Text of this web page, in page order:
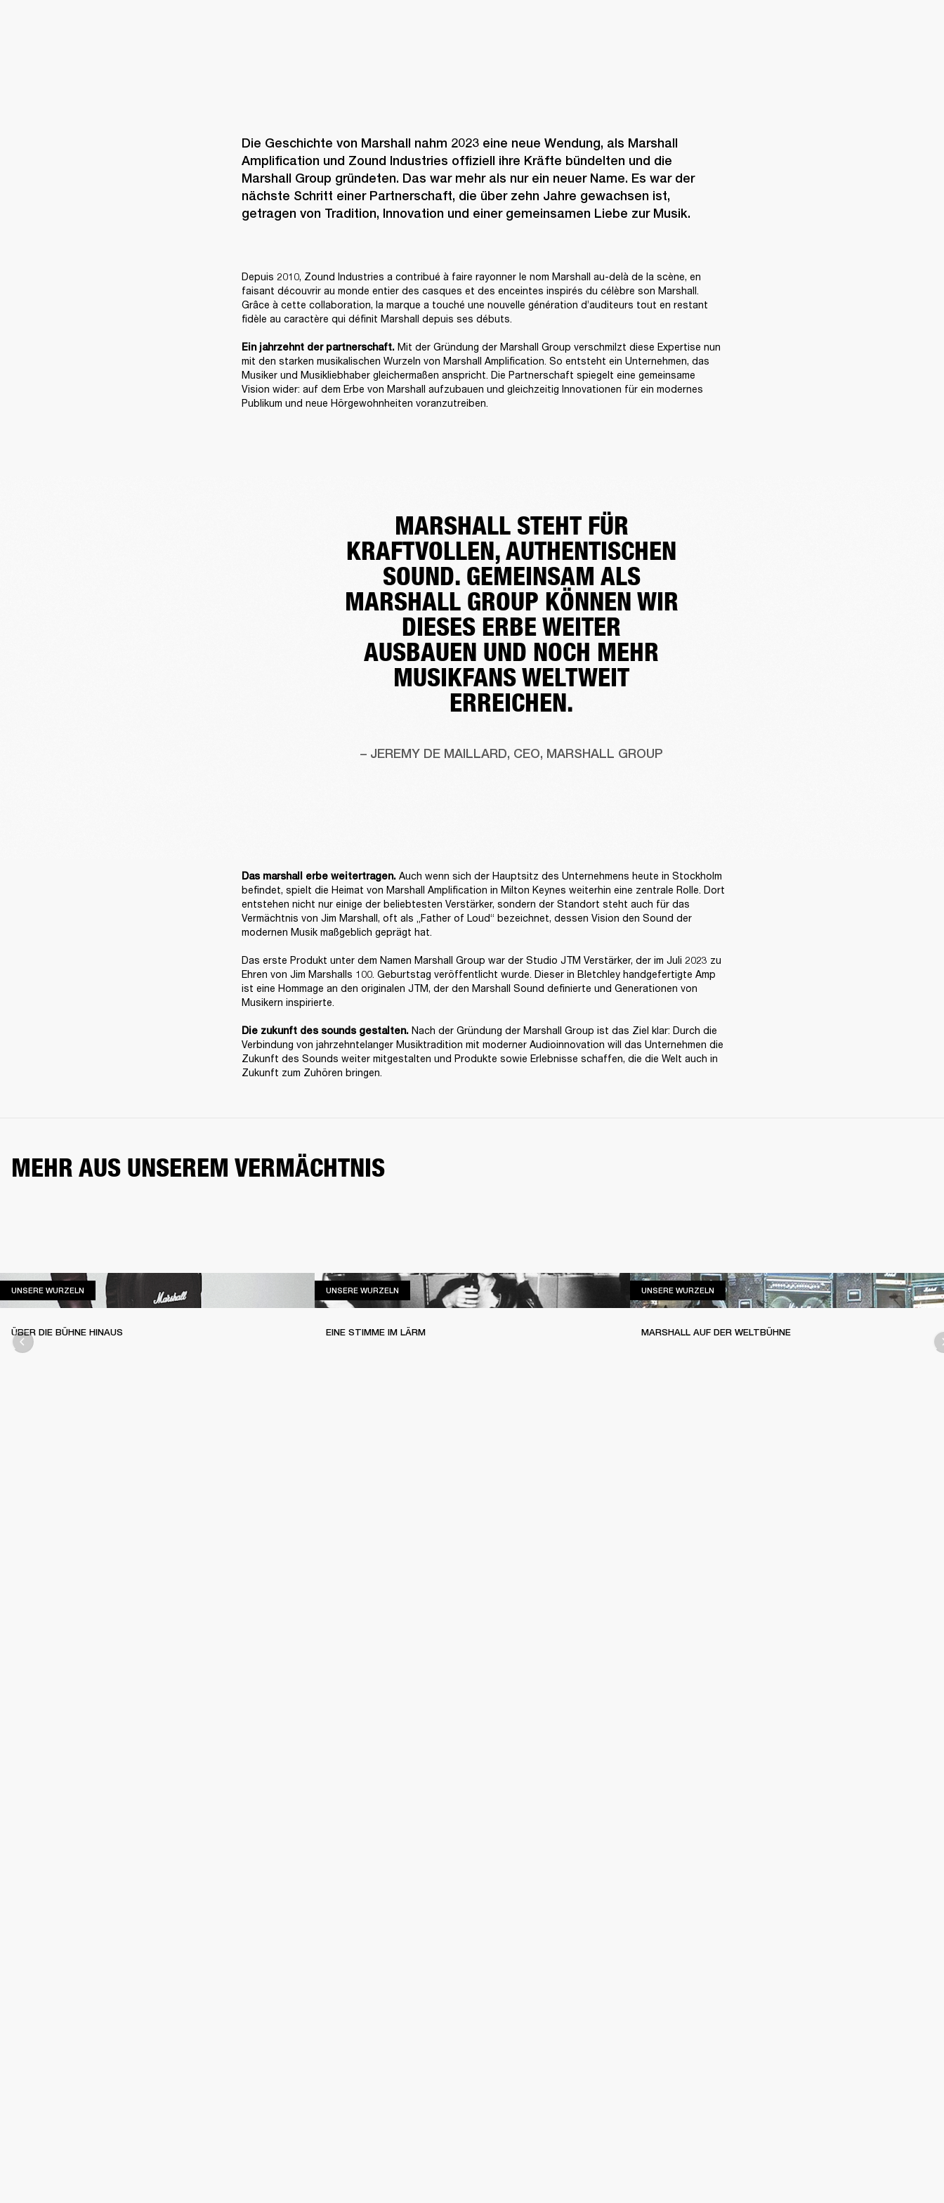
Die Geschichte von Marshall nahm 2023 eine neue Wendung, als Marshall
Amplification und Zound Industries offiziell ihre Kräfte bündelten und die
Marshall Group gründeten. Das war mehr als nur ein neuer Name. Es war der
nächste Schritt einer Partnerschaft, die über zehn Jahre gewachsen ist,
getragen von Tradition, Innovation und einer gemeinsamen Liebe zur Musik.
Depuis 2010, Zound Industries a contribué à faire rayonner le nom Marshall au-delà de la scène, en
faisant découvrir au monde entier des casques et des enceintes inspirés du célèbre son Marshall.
Grâce à cette collaboration, la marque a touché une nouvelle génération d’auditeurs tout en restant
fidèle au caractère qui définit Marshall depuis ses débuts.
Ein jahrzehnt der partnerschaft. Mit der Gründung der Marshall Group verschmilzt diese Expertise nun
mit den starken musikalischen Wurzeln von Marshall Amplification. So entsteht ein Unternehmen, das
Musiker und Musikliebhaber gleichermaßen anspricht. Die Partnerschaft spiegelt eine gemeinsame
Vision wider: auf dem Erbe von Marshall aufzubauen und gleichzeitig Innovationen für ein modernes
Publikum und neue Hörgewohnheiten voranzutreiben.
MARSHALL STEHT FÜR
KRAFTVOLLEN, AUTHENTISCHEN
SOUND. GEMEINSAM ALS
MARSHALL GROUP KÖNNEN WIR
DIESES ERBE WEITER
AUSBAUEN UND NOCH MEHR
MUSIKFANS WELTWEIT
ERREICHEN.
– JEREMY DE MAILLARD, CEO, MARSHALL GROUP
Das marshall erbe weitertragen. Auch wenn sich der Hauptsitz des Unternehmens heute in Stockholm
befindet, spielt die Heimat von Marshall Amplification in Milton Keynes weiterhin eine zentrale Rolle. Dort
entstehen nicht nur einige der beliebtesten Verstärker, sondern der Standort steht auch für das
Vermächtnis von Jim Marshall, oft als „Father of Loud“ bezeichnet, dessen Vision den Sound der
modernen Musik maßgeblich geprägt hat.
Das erste Produkt unter dem Namen Marshall Group war der Studio JTM Verstärker, der im Juli 2023 zu
Ehren von Jim Marshalls 100. Geburtstag veröffentlicht wurde. Dieser in Bletchley handgefertigte Amp
ist eine Hommage an den originalen JTM, der den Marshall Sound definierte und Generationen von
Musikern inspirierte.
Die zukunft des sounds gestalten. Nach der Gründung der Marshall Group ist das Ziel klar: Durch die
Verbindung von jahrzehntelanger Musiktradition mit moderner Audioinnovation will das Unternehmen die
Zukunft des Sounds weiter mitgestalten und Produkte sowie Erlebnisse schaffen, die die Welt auch in
Zukunft zum Zuhören bringen.
MEHR AUS UNSEREM VERMÄCHTNIS
UNSERE WURZELN UNSERE WURZELN
ÜBER DIE BÜHNE HINAUS
UNSERE WURZELN UNSERE WURZELN
EINE STIMME IM LÄRM
UNSERE WURZELNUNSERE WURZELN
MARSHALL AUF DER WELTBÜHNE